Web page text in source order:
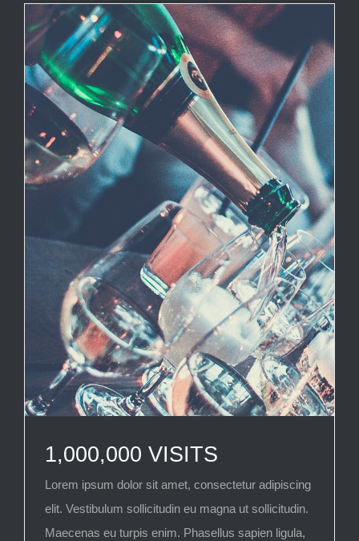
1,000,000 VISITS
Lorem ipsum dolor sit amet, consectetur adipiscing
elit. Vestibulum sollicitudin eu magna ut sollicitudin.
Maecenas eu turpis enim. Phasellus sapien ligula,